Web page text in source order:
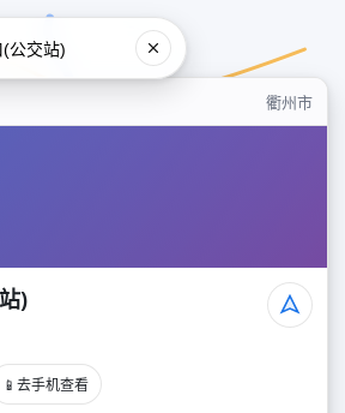
衢州市
)
📱 去手机查看